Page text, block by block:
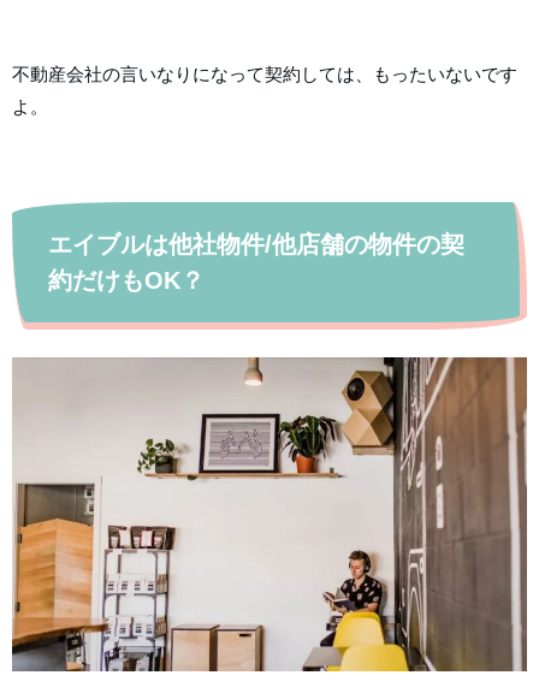
不動産会社の言いなりになって契約しては、もったいないです
よ。
エイブルは他社物件/他店舗の物件の契
約だけもOK？